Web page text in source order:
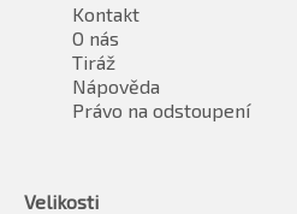
Kontakt
O nás
Tiráž
Nápověda
Právo na odstoupení
Velikosti